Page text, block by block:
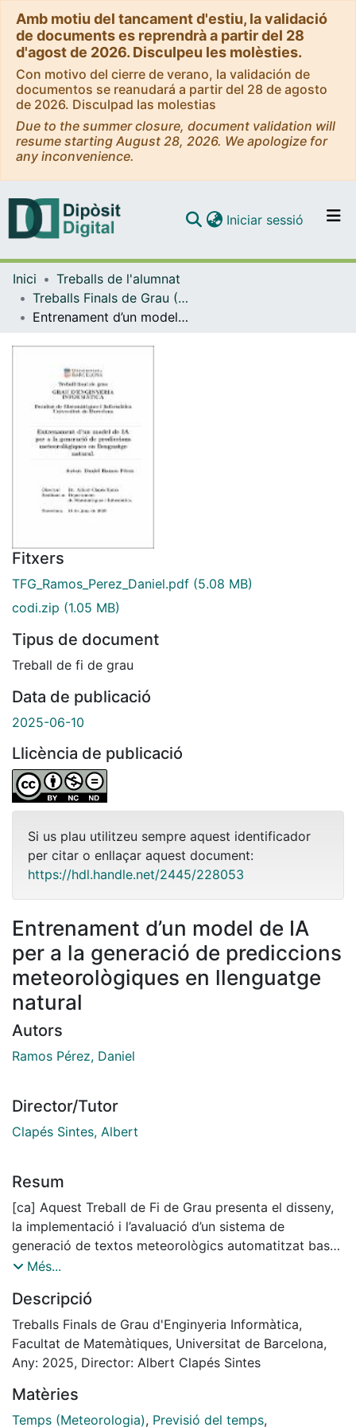
Amb motiu del tancament d'estiu, la validació
de documents es reprendrà a partir del 28
d'agost de 2026. Disculpeu les molèsties.
Con motivo del cierre de verano, la validación de
documentos se reanudará a partir del 28 de agosto
de 2026. Disculpad las molestias
Due to the summer closure, document validation will
resume starting August 28, 2026. We apologize for
any inconvenience.
Navega per tot el DD
Com publicar
Iniciar sessió (current)
Inici
Treballs de l'alumnat
Treballs Finals de Grau (TFG) - Enginyeria Informàtica
Entrenament d’un model de IA per a la generació de prediccions meteorològiques en llenguatge natural
Fitxers
TFG_Ramos_Perez_Daniel.pdf (5.08 MB)
codi.zip (1.05 MB)
Tipus de document
Treball de fi de grau
Data de publicació
2025-06-10
Llicència de publicació
Si us plau utilitzeu sempre aquest identificador
per citar o enllaçar aquest document:
https://hdl.handle.net/2445/228053
Entrenament d’un model de IA
per a la generació de prediccions
meteorològiques en llenguatge
natural
Autors
Ramos Pérez, Daniel
Director/Tutor
Clapés Sintes, Albert
Resum
[ca] Aquest Treball de Fi de Grau presenta el disseny,
la implementació i l’avaluació d’un sistema de
generació de textos meteorològics automatitzat basat
en intel·ligència artificial, concretament mitjançant el
LoRA. El procés comença amb la recollida i preparació
de dades històriques proporcionades per Troposferica
–temperatura, humitat, precipitacions, vent, etc.–, a les
quals s’aplica un exhaustiu preprocessat
de variables). A continuació, s’entrena Qwen2-LoRA
per generar descripcions textuals de les condicions
Més...
Descripció
Treballs Finals de Grau d'Enginyeria Informàtica,
Facultat de Matemàtiques, Universitat de Barcelona,
Any: 2025, Director: Albert Clapés Sintes
Matèries
Temps (Meteorologia), Previsió del temps,